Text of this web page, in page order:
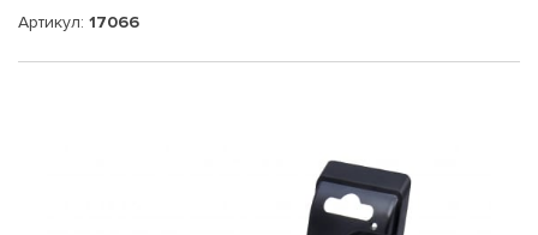
Артикул: 17066